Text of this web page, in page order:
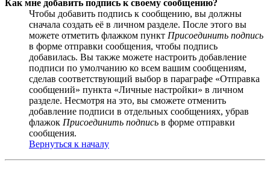
Как мне добавить подпись к своему сообщению?
Чтобы добавить подпись к сообщению, вы должны
сначала создать её в личном разделе. После этого вы
можете отметить флажком пункт Присоединить подпись
в форме отправки сообщения, чтобы подпись
добавилась. Вы также можете настроить добавление
подписи по умолчанию ко всем вашим сообщениям,
сделав соответствующий выбор в параграфе «Отправка
сообщений» пункта «Личные настройки» в личном
разделе. Несмотря на это, вы сможете отменить
добавление подписи в отдельных сообщениях, убрав
флажок Присоединить подпись в форме отправки
сообщения.
Вернуться к началу